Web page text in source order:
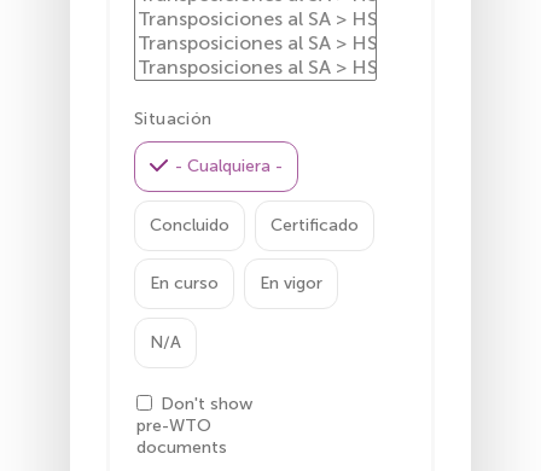
Situación
- Cualquiera -
Concluido Certificado
En curso En vigor
N/A
Don't show
pre-WTO
documents